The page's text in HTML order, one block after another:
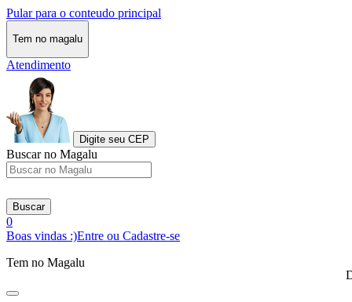
Pular para o conteudo principal
Tem no magalu
Atendimento
Digite seu CEP
Buscar no Magalu
Buscar
0
Boas vindas :)Entre ou Cadastre-se
Tem no Magalu